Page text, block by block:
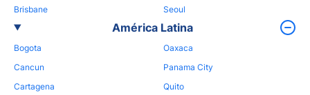
Brisbane
Seoul
América Latina
Bogota
Cancun
Cartagena
Oaxaca
Panama City
Quito